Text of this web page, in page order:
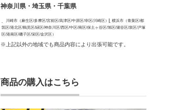
神奈川県・埼玉県・千葉県
川崎市（麻生区/多摩区/宮前区/高津区/中原区/幸区/川崎区）
横浜市（青葉区/都
筑区/港北区/鶴見区/緑区/神奈川区/西区/中区/南区/保土ヶ谷区/旭区/瀬谷区/泉区/戸塚
区/港南区/磯子区/栄区/金沢区）
※上記以外の地域でも商品内容により出張可能です。
商品の購入はこちら